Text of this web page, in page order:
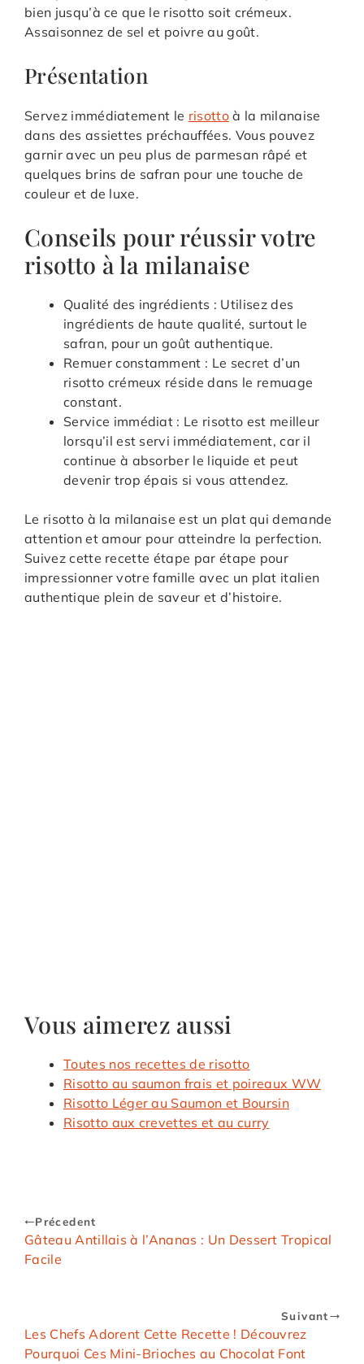
bien jusqu’à ce que le risotto soit crémeux.
Assaisonnez de sel et poivre au goût.
Présentation
Servez immédiatement le risottoà la milanaise
dans des assiettes préchauffées. Vous pouvez
garnir avec un peu plus de parmesan râpé et
quelques brins de safran pour une touche de
couleur et de luxe.
Conseils pour réussir votre
risotto à la milanaise
Qualité des ingrédients : Utilisez des
ingrédients de haute qualité, surtout le
safran, pour un goût authentique.
Remuer constamment : Le secret d’un
risotto crémeux réside dans le remuage
constant.
Service immédiat : Le risotto est meilleur
lorsqu’il est servi immédiatement, car il
continue à absorber le liquide et peut
devenir trop épais si vous attendez.
Le risotto à la milanaise est un plat qui demande
attention et amour pour atteindre la perfection.
Suivez cette recette étape par étape pour
impressionner votre famille avec un plat italien
authentique plein de saveur et d’histoire.
Vous aimerez aussi
Toutes nos recettes de risotto
Risotto au saumon frais et poireaux WW
Risotto Léger au Saumon et Boursin
Risotto aux crevettes et au curry
Précedent
Gâteau Antillais à l’Ananas : Un Dessert Tropical
Facile
Suivant
Les Chefs Adorent Cette Recette ! Découvrez
Pourquoi Ces Mini-Brioches au Chocolat Font